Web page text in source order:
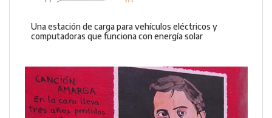
Una estación de carga para vehículos eléctricos y
computadoras que funciona con energía solar